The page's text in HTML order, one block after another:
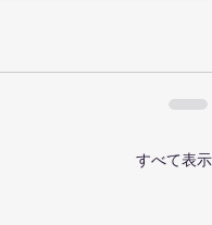
すべて表示